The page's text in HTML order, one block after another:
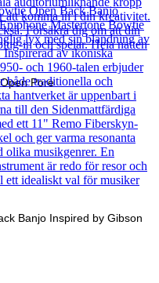
Pore
Banjo Inspired by Gibson